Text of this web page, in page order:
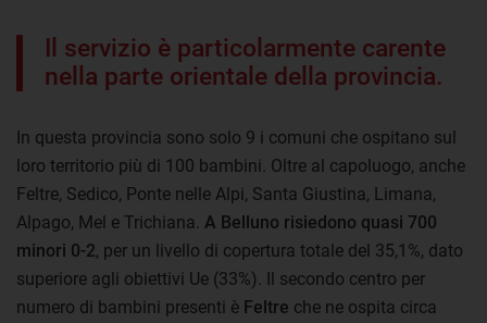
Il servizio è particolarmente carente
nella parte orientale della provincia.
In questa provincia sono solo 9 i comuni che ospitano sul
loro territorio più di 100 bambini. Oltre al capoluogo, anche
Feltre, Sedico, Ponte nelle Alpi, Santa Giustina, Limana,
Alpago, Mel e Trichiana. A Belluno risiedono quasi 700
minori 0-2, per un livello di copertura totale del 35,1%, dato
superiore agli obiettivi Ue (33%). Il secondo centro per
numero di bambini presenti è Feltre che ne ospita circa